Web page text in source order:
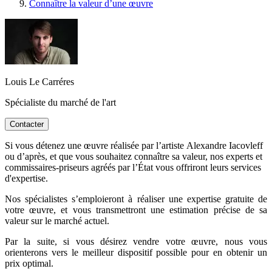
Connaître la valeur d’une œuvre
Louis Le Carréres
Spécialiste du marché de l'art
Contacter
Si vous détenez une œuvre réalisée par l’artiste Alexandre Iacovleff
ou d’après, et que vous souhaitez connaître sa valeur, nos experts et
commissaires-priseurs agréés par l’État vous offriront leurs services
d'expertise.
Nos spécialistes s’emploieront à réaliser une expertise gratuite de
votre œuvre, et vous transmettront une estimation précise de sa
valeur sur le marché actuel.
Par la suite, si vous désirez vendre votre œuvre, nous vous
orienterons vers le meilleur dispositif possible pour en obtenir un
prix optimal.